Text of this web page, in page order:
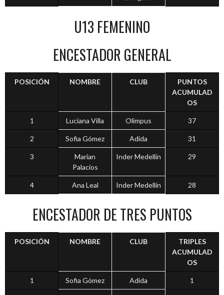
U13 FEMENINO
ENCESTADOR GENERAL
POSICIÓN NOMBRE CLUB
PUNTOS
ACUMULAD
OS
1 Luciana Villa Olimpus 37
2 Sofia Gómez Adida 31
3
Marian
Palacios
Inder Medellín 29
4 Ana Leal Inder Medellín 28
ENCESTADOR DE TRES PUNTOS
POSICIÓN NOMBRE CLUB
TRIPLES
ACUMULAD
OS
1 Sofia Gómez Adida 1